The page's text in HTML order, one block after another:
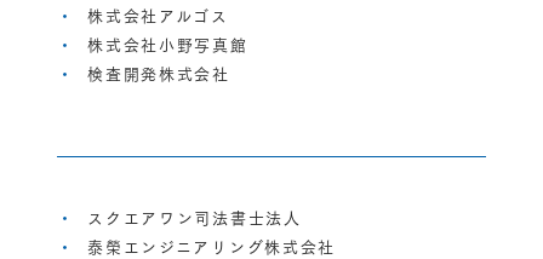
株式会社アルゴス
株式会社小野写真館
検査開発株式会社
スクエアワン司法書士法人
泰榮エンジニアリング株式会社